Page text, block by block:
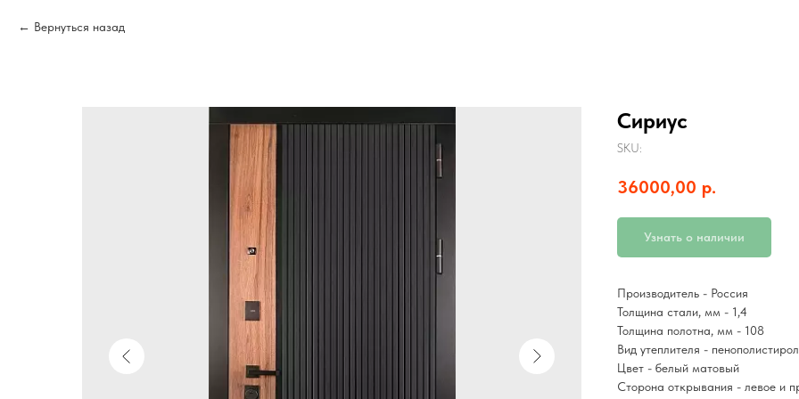
Вернуться назад
Сириус
SKU:
36000,00 р.
Узнать о наличии
Производитель - Россия
Толщина стали, мм - 1,4
Толщина полотна, мм - 108
Вид утеплителя - пенополистирол
Цвет - белый матовый
Сторона открывания - левое и